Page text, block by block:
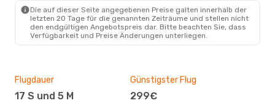
So., 4. Okt.- Mo., 12. Okt.
Turkish Airlines 1 Zwischenstopp
BER- HAN
Turkish Airlines 1 Zwischenstopp
HAN- BER
Die auf dieser Seite angegebenen Preise galten innerhalb der
letzten 20 Tage für die genannten Zeiträume und stellen nicht
den endgültigen Angebotspreis dar. Bitte beachten Sie, dass
Verfügbarkeit und Preise Änderungen unterliegen.
Flugdauer
17 S und 5 M
Günstigster Flug
299€